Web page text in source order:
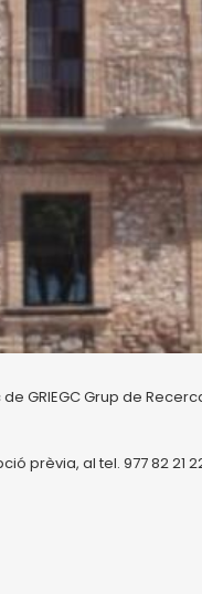
GRIEGC Grup de
prèvia, al tel. 977 82 21